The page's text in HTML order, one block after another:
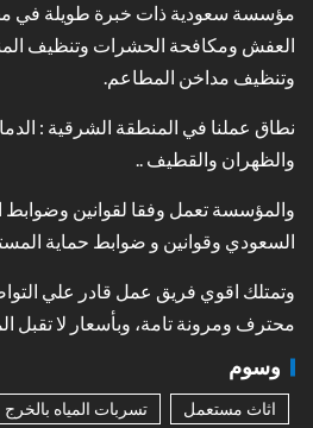
مؤسسة سعودية ذات خبرة طويلة في
العفش ومكافحة الحشرات وتنظيف
وتنظيف مداخن المطاعم.
نطاق عملنا في المنطقة الشرقية :
والظهران والقطيف ..
والمؤسسة تعمل وفقا لقوانين
السعودي وقوانين و ضوابط حماية
وتمتلك اقوي فريق عمل قادر علي
محترف ومرونة تامة، وبأسعار لا تقبل
وسوم
اثاث مستعمل تسربات المياه بالخرج